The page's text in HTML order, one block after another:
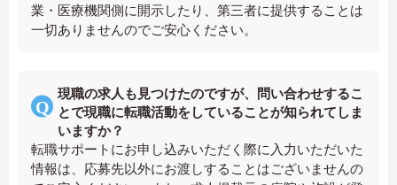
業・医療機関側に開示したり、第三者に提供することは
一切ありませんのでご安心ください。
現職の求人も見つけたのですが、問い合わせするこ
とで現職に転職活動をしていることが知られてしま
いますか？
転職サポートにお申し込みいただく際に入力いただいた
情報は、応募先以外にお渡しすることはございませんの